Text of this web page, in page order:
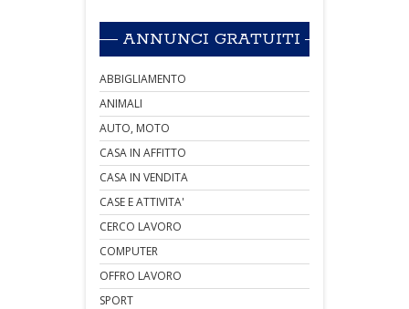
ANNUNCI GRATUITI
ABBIGLIAMENTO
ANIMALI
AUTO, MOTO
CASA IN AFFITTO
CASA IN VENDITA
CASE E ATTIVITA'
CERCO LAVORO
COMPUTER
OFFRO LAVORO
SPORT